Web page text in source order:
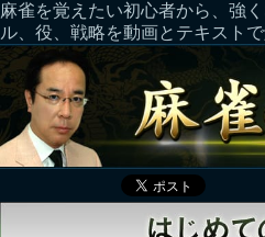
麻雀を覚えたい初心者から、強
ル、役、戦略を動画とテキスト